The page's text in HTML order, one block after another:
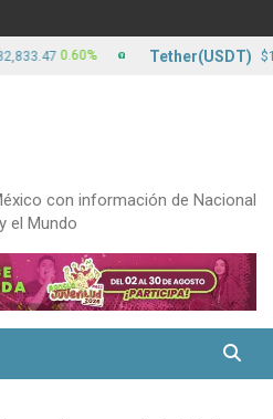
con información de Nacional
el Mundo
0.60% Tether(USDT) $17.13